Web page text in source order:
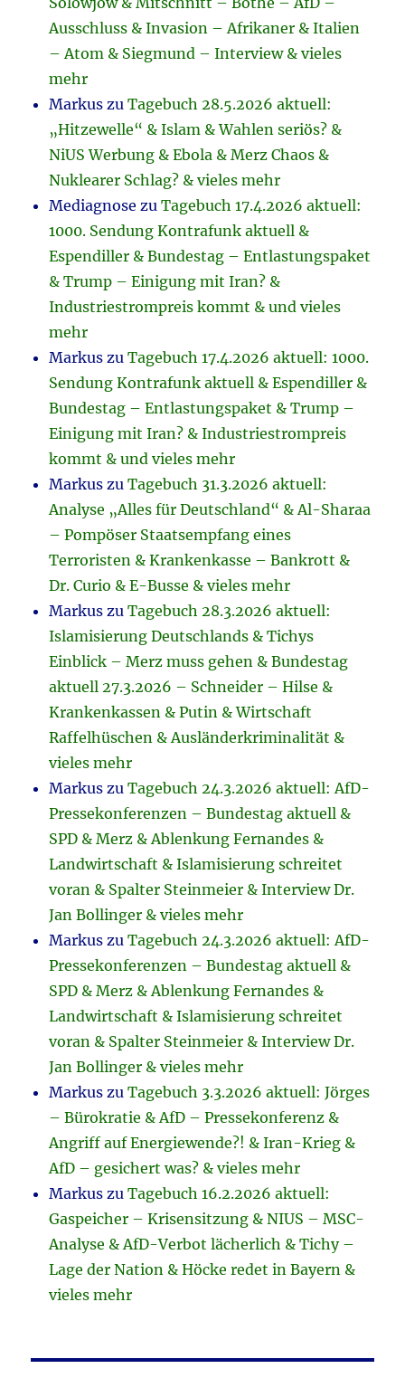
Ausschluss & Invasion – Afrikaner & Italien
– Atom & Siegmund – Interview & vieles
mehr
Markus zuTagebuch 28.5.2026 aktuell:
„Hitzewelle“ & Islam & Wahlen seriös? &
NiUS Werbung & Ebola & Merz Chaos &
Nuklearer Schlag? & vieles mehr
Mediagnose zuTagebuch 17.4.2026 aktuell:
1000. Sendung Kontrafunk aktuell &
Espendiller & Bundestag – Entlastungspaket
& Trump – Einigung mit Iran? &
Industriestrompreis kommt & und vieles
mehr
Markus zuTagebuch 17.4.2026 aktuell: 1000.
Sendung Kontrafunk aktuell & Espendiller &
Bundestag – Entlastungspaket & Trump –
Einigung mit Iran? & Industriestrompreis
kommt & und vieles mehr
Markus zuTagebuch 31.3.2026 aktuell:
Analyse „Alles für Deutschland“ & Al-Sharaa
– Pompöser Staatsempfang eines
Terroristen & Krankenkasse – Bankrott &
Dr. Curio & E-Busse & vieles mehr
Markus zuTagebuch 28.3.2026 aktuell:
Islamisierung Deutschlands & Tichys
Einblick – Merz muss gehen & Bundestag
aktuell 27.3.2026 – Schneider – Hilse &
Krankenkassen & Putin & Wirtschaft
Raffelhüschen & Ausländerkriminalität &
vieles mehr
Markus zuTagebuch 24.3.2026 aktuell: AfD-
Pressekonferenzen – Bundestag aktuell &
SPD & Merz & Ablenkung Fernandes &
Landwirtschaft & Islamisierung schreitet
voran & Spalter Steinmeier & Interview Dr.
Jan Bollinger & vieles mehr
Markus zuTagebuch 24.3.2026 aktuell: AfD-
Pressekonferenzen – Bundestag aktuell &
SPD & Merz & Ablenkung Fernandes &
Landwirtschaft & Islamisierung schreitet
voran & Spalter Steinmeier & Interview Dr.
Jan Bollinger & vieles mehr
Markus zuTagebuch 3.3.2026 aktuell: Jörges
– Bürokratie & AfD – Pressekonferenz &
Angriff auf Energiewende?! & Iran-Krieg &
AfD – gesichert was? & vieles mehr
Markus zuTagebuch 16.2.2026 aktuell:
Gaspeicher – Krisensitzung & NIUS – MSC-
Analyse & AfD-Verbot lächerlich & Tichy –
Lage der Nation & Höcke redet in Bayern &
vieles mehr